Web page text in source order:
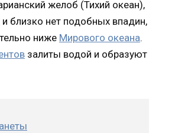
желоб (Тихий океан),
и близко нет подобных впадин,
ниже Мирового океана.
залиты водой и образуют